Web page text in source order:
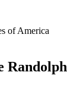
of America
Randolph